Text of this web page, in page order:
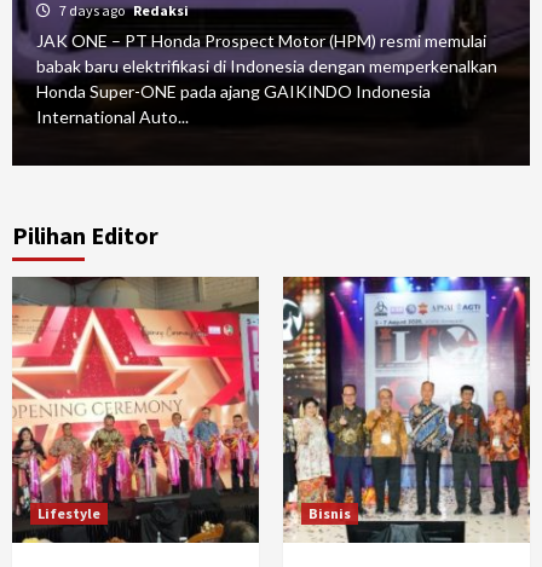
7 days ago Redaksi
JAK ONE – PT Honda Prospect Motor (HPM) resmi memulai
babak baru elektrifikasi di Indonesia dengan memperkenalkan
Honda Super-ONE pada ajang GAIKINDO Indonesia
International Auto...
Pilihan Editor
Lifestyle Bisnis